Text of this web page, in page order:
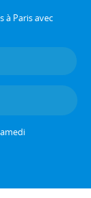
à Paris avec